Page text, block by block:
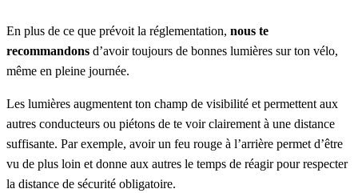
En plus de ce que prévoit la réglementation, nous te
recommandons d’avoir toujours de bonnes lumières sur ton vélo,
même en pleine journée.
Les lumières augmentent ton champ de visibilité et permettent aux
autres conducteurs ou piétons de te voir clairement à une distance
suffisante. Par exemple, avoir un feu rouge à l’arrière permet d’être
vu de plus loin et donne aux autres le temps de réagir pour respecter
la distance de sécurité obligatoire.